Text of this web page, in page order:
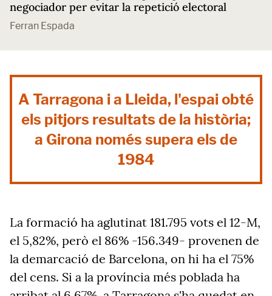
negociador per evitar la repetició electoral
Ferran Espada
A Tarragona i a Lleida, l'espai obté
els pitjors resultats de la història;
a Girona només supera els de
1984
La formació ha aglutinat 181.795 vots el 12-M,
el 5,82%, però el 86% -156.349- provenen de
la demarcació de Barcelona, on hi ha el 75%
del cens. Si a la província més poblada ha